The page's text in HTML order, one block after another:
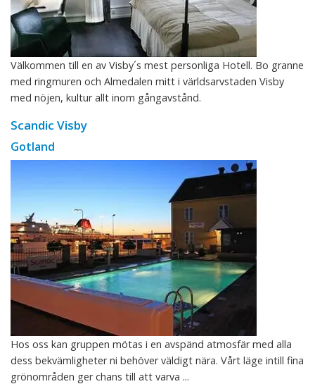
Välkommen till en av Visby´s mest personliga Hotell. Bo granne
med ringmuren och Almedalen mitt i världsarvstaden Visby
med nöjen, kultur allt inom gångavstånd.
Scandic Visby
Gotland
Hos oss kan gruppen mötas i en avspänd atmosfär med alla
dess bekvämligheter ni behöver väldigt nära. Vårt läge intill fina
grönområden ger chans till att varva ...